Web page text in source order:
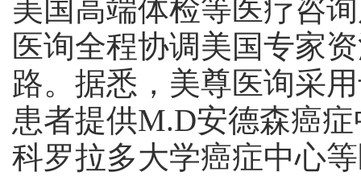
美国高端体检等医疗咨
医询全程协调美国专家
路。据悉，美尊医询采
患者提供M.D安德森癌
科罗拉多大学癌症中心